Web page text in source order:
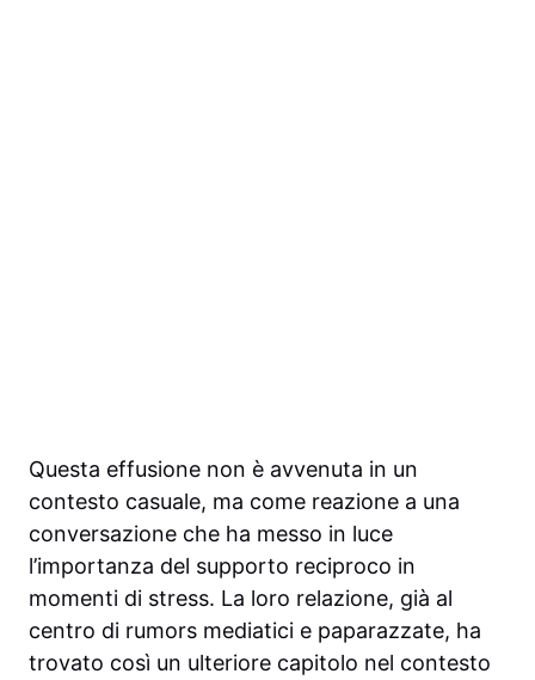
Questa effusione non è avvenuta in un
contesto casuale, ma come reazione a una
conversazione che ha messo in luce
l’importanza del supporto reciproco in
momenti di stress. La loro relazione, già al
centro di rumors mediatici e paparazzate, ha
trovato così un ulteriore capitolo nel contesto